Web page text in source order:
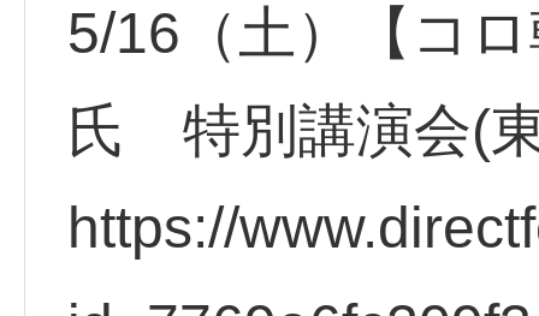
5/16（土）【コ
氏 特別講演会(
https://